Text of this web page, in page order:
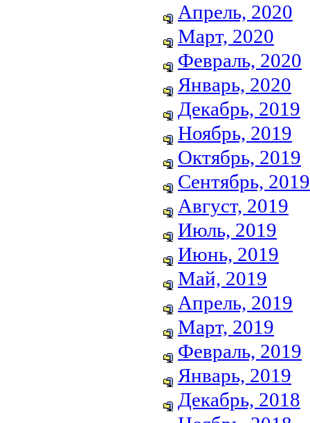
Апрель, 2020
Март, 2020
Февраль, 2020
Январь, 2020
Декабрь, 2019
Ноябрь, 2019
Октябрь, 2019
Сентябрь, 2019
Август, 2019
Июль, 2019
Июнь, 2019
Май, 2019
Апрель, 2019
Март, 2019
Февраль, 2019
Январь, 2019
Декабрь, 2018